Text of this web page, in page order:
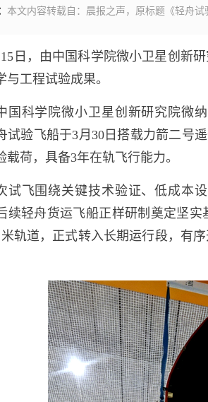
本文内容转载自：晨报之声，原标题《轻舟
日，由中国科学院微小卫星创新
与工程试验成果。
国科学院微小卫星创新研究院微
试验飞船于3月30日搭载力箭二号
载荷，具备3年在轨飞行能力。
试飞围绕关键技术验证、低成本
续轻舟货运飞船正样研制奠定坚
米轨道，正式转入长期运行段，有